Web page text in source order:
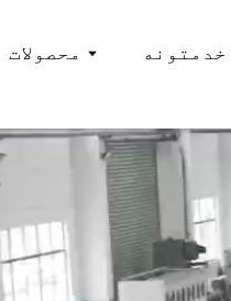
محصولات خدمتونه